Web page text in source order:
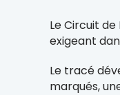
Le Circuit
exigeant
Le tracé
marqués,